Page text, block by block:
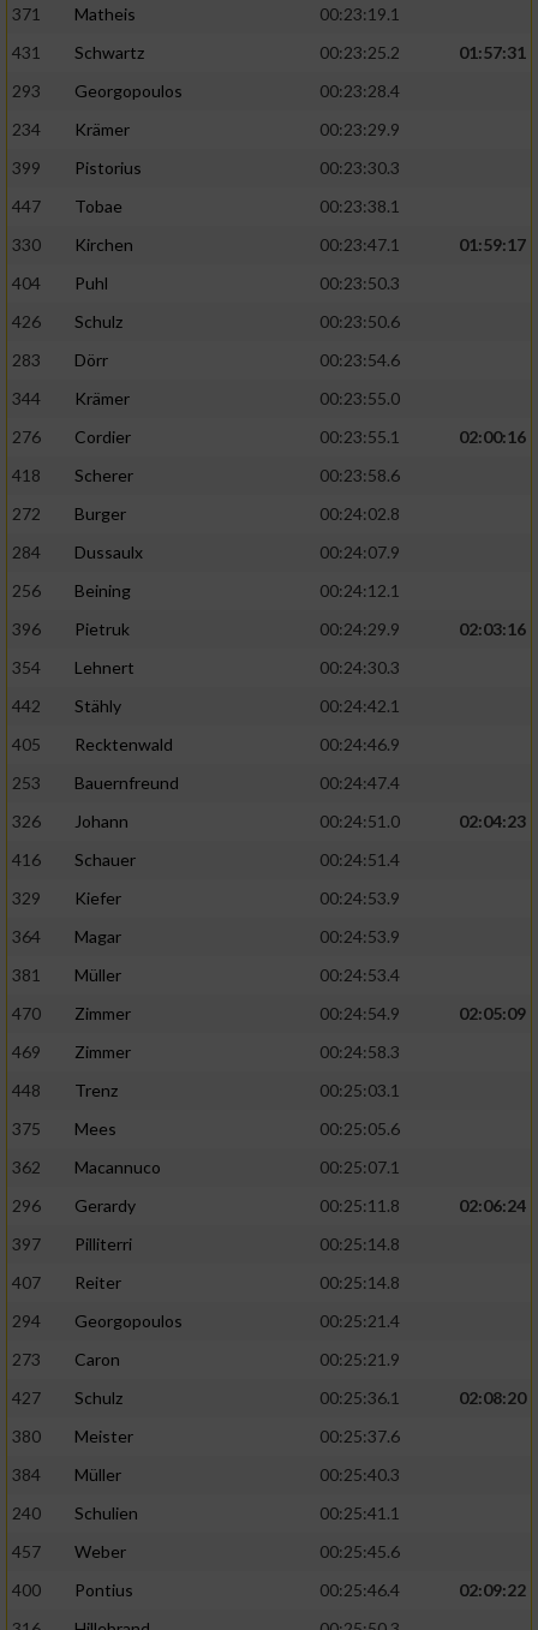
371
Matheis
00:23:19.1
431
Schwartz 00:23:25.2
01:57:31
293
Georgopoulos
00:23:28.4
234
Krämer
00:23:29.9
399
Pistorius
00:23:30.3
447
Tobae
00:23:38.1
330
Kirchen 00:23:47.1
01:59:17
404
Puhl
00:23:50.3
426
Schulz
00:23:50.6
283
Dörr
00:23:54.6
344
Krämer
00:23:55.0
276
Cordier 00:23:55.1
02:00:16
418
Scherer
00:23:58.6
272
Burger
00:24:02.8
284
Dussaulx
00:24:07.9
256
Beining
00:24:12.1
396
Pietruk 00:24:29.9
02:03:16
354
Lehnert
00:24:30.3
442
Stähly
00:24:42.1
405
Recktenwald
00:24:46.9
253
Bauernfreund
00:24:47.4
326
Johann 00:24:51.0
02:04:23
416
Schauer
00:24:51.4
329
Kiefer
00:24:53.9
364
Magar
00:24:53.9
381
Müller
00:24:53.4
470
Zimmer 00:24:54.9
02:05:09
469
Zimmer
00:24:58.3
448
Trenz
00:25:03.1
375
Mees
00:25:05.6
362
Macannuco
00:25:07.1
296
Gerardy 00:25:11.8
02:06:24
397
Pilliterri
00:25:14.8
407
Reiter
00:25:14.8
294
Georgopoulos
00:25:21.4
273
Caron
00:25:21.9
427
Schulz 00:25:36.1
02:08:20
380
Meister
00:25:37.6
384
Müller
00:25:40.3
240
Schulien
00:25:41.1
457
Weber
00:25:45.6
400
Pontius 00:25:46.4
02:09:22